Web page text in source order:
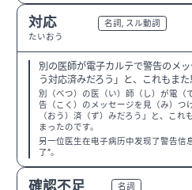
対応
たいおう
名詞, スル動詞
別の医師が電子カルテで警告のメ
う対応済みだろう」と、これもまた
別（べつ）の医（い）師（し）が電（
告（こく）のメッセージを見（み）つ
（おう）済（ず）みだろう」と、こ
まったのです。
另一位医生在电子病历中发现了警告信
了”。
確認不足 名詞